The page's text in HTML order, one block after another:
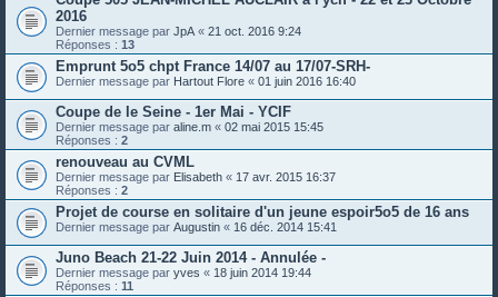
2016
Dernier message par JpA « 21 oct. 2016 9:24
Réponses : 13
Emprunt 5o5 chpt France 14/07 au 17/07-SRH-
Dernier message par Hartout Flore « 01 juin 2016 16:40
Coupe de le Seine - 1er Mai - YCIF
Dernier message par aline.m « 02 mai 2015 15:45
Réponses : 2
renouveau au CVML
Dernier message par Elisabeth « 17 avr. 2015 16:37
Réponses : 2
Projet de course en solitaire d'un jeune espoir5o5 de 16 ans
Dernier message par Augustin « 16 déc. 2014 15:41
Juno Beach 21-22 Juin 2014 - Annulée -
Dernier message par yves « 18 juin 2014 19:44
Réponses : 11